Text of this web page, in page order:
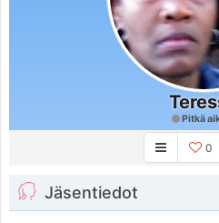
Pitkä
0
Jäsentiedot